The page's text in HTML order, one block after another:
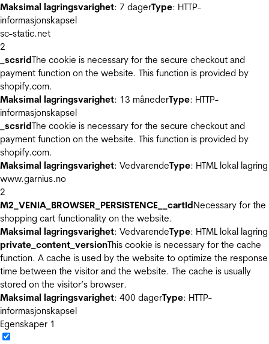
Maksimal lagringsvarighet: 7 dagerType: HTTP-
informasjonskapsel
sc-static.net
2
_scsridThe cookie is necessary for the secure checkout and
payment function on the website. This function is provided by
shopify.com.
Maksimal lagringsvarighet: 13 månederType: HTTP-
informasjonskapsel
_scsridThe cookie is necessary for the secure checkout and
payment function on the website. This function is provided by
shopify.com.
Maksimal lagringsvarighet: VedvarendeType: HTML lokal lagring
www.garnius.no
2
M2_VENIA_BROWSER_PERSISTENCE__cartIdNecessary for the
shopping cart functionality on the website.
Maksimal lagringsvarighet: VedvarendeType: HTML lokal lagring
private_content_versionThis cookie is necessary for the cache
function. A cache is used by the website to optimize the response
time between the visitor and the website. The cache is usually
stored on the visitor’s browser.
Maksimal lagringsvarighet: 400 dagerType: HTTP-
informasjonskapsel
Egenskaper 1